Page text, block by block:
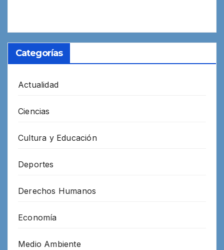
Categorías
Actualidad
Ciencias
Cultura y Educación
Deportes
Derechos Humanos
Economía
Medio Ambiente